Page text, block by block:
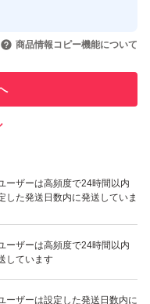
了させた実績があります
引実績があります
ーザーは高頻度で24時間以内
した発送日数内に発送していま
ーザーは高頻度で24時間以内
しています
ーザーは設定した発送日数内に
商品情報コピー機能について
いいね！
5,970